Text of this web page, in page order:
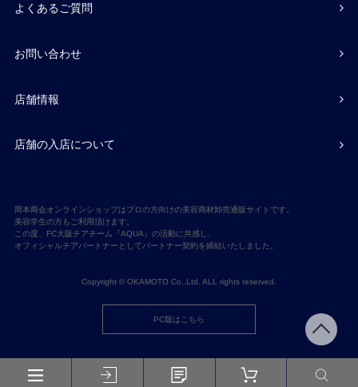
よくあるご質問
お問い合わせ
店舗情報
店舗の入店について
岡本商会オンラインショップはプロの方向けの美容商材卸売通販サイトです。
美容学生の方もご利用頂けます。
この度、FC大阪チアチーム『AQUA』の活動に共感し、
オフィシャルチアパートナーとしてパートナー契約を締結いたしました。
Copyright © OKAMOTO Co,.Ltd. ALL rights reserved.
PC版はこちら